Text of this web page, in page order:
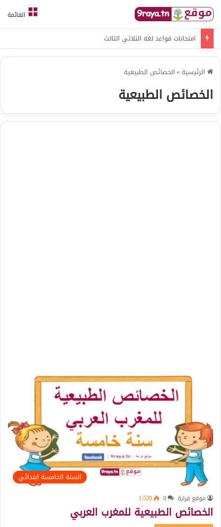
القائمة
امتحانات قواعد لغة الثلاثي الثالث
الرئيسية »الخصائص الطبيعية
الخصائص الطبيعية
السنة الخامسة ابتدائي
موقع قراية 0 1٬520
الخصائص الطبيعية للمغرب العربي